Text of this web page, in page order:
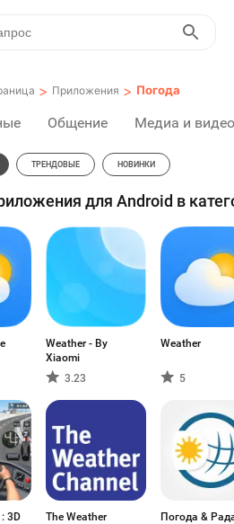
> Приложения > Погода
Общение Медиа и видео
ТРЕНДОВЫЕ НОВИНКИ
для Android в
Weather - By
Xiaomi
3.23
Weather
5
3D
The Weather
Погода &